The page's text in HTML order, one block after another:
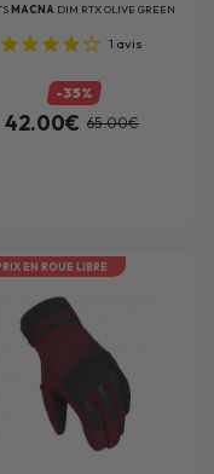
MACNA DIM RTX OLIVE GREEN
1 avis
-35%
42.00€ 65.00€
EN ROUE LIBRE